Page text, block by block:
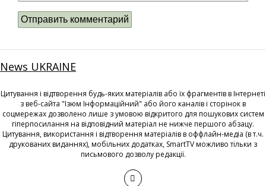
News UKRAINE
Цитування і відтворення будь-яких матеріалів або їх фрагментів в Інтернеті
з веб-сайта "Ізюм Інформаційний" або його каналів і сторінок в
соцмережах дозволено лише з умовою відкритого для пошукових систем
гіперпосилання на відповідний матеріал не нижче першого абзацу.
Цитування, використання і відтворення матеріалів в оффлайн-медіа (в т.ч.
друкованих виданнях), мобільних додатках, SmartTV можливо тільки з
письмового дозволу редакції.